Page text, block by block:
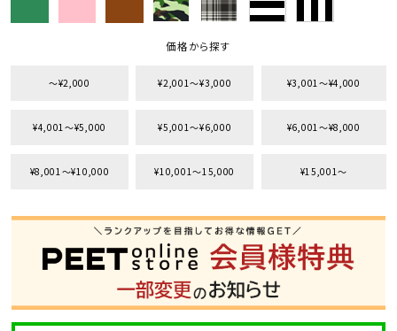
価格から探す
〜¥2,000 ¥2,001〜¥3,000 ¥3,001〜¥4,000
¥4,001〜¥5,000 ¥5,001〜¥6,000 ¥6,001〜¥8,000
¥8,001〜¥10,000 ¥10,001〜15,000 ¥15,001〜